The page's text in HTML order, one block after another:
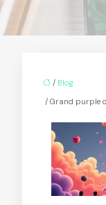
/ Blog
/ Grand purple